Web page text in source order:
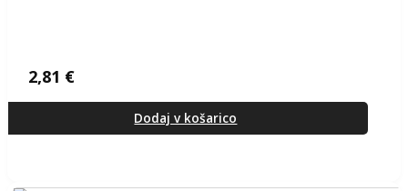
2,81 €
Dodaj v košarico